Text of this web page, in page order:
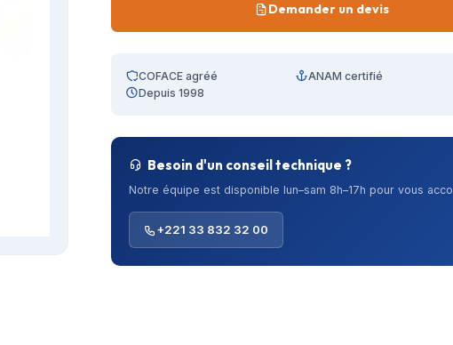
Demander un devis
COFACE agréé ANAM certifié
Depuis 1998
Besoin d'un conseil technique ?
Notre équipe est disponible lun–sam 8h–17h pour vous
+221 33 832 32 00